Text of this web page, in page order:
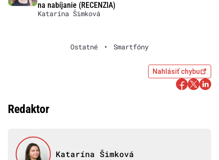
na nabíjanie (RECENZIA)
Katarína Šimková
Ostatné • Smartfóny
Nahlásiť chybu
Redaktor
Katarína Šimková